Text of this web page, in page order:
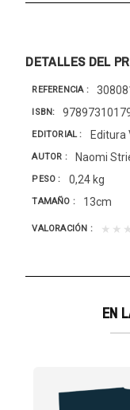
DETALLES DEL
REFERENCIA
ISBN
EDITORIAL Editura
AUTOR Naomi
PESO 0,24 kg
TAMAÑO 13cm
VALORACIÓN
EN